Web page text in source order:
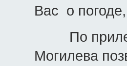
Вас о
По прилету
Могилева